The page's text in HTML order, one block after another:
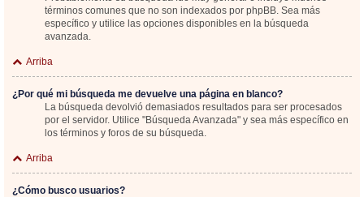
términos comunes que no son indexados por phpBB. Sea más
específico y utilice las opciones disponibles en la búsqueda
avanzada.
Arriba
¿Por qué mi búsqueda me devuelve una página en blanco?
La búsqueda devolvió demasiados resultados para ser procesados
por el servidor. Utilice "Búsqueda Avanzada" y sea más específico en
los términos y foros de su búsqueda.
Arriba
¿Cómo busco usuarios?